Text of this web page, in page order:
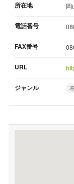
所在地 岡
電話番号
FAX番号
URL
ジャンル